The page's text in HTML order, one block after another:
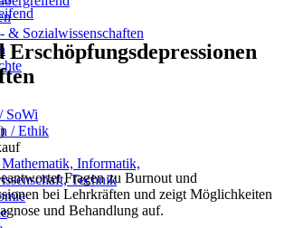
& Sozialwissenschaften
SoWi
/ Ethik
Informatik,
Technik
Fragen zu Burnout und
bei Lehrkräften und zeigt Möglichkeiten
und Behandlung auf.